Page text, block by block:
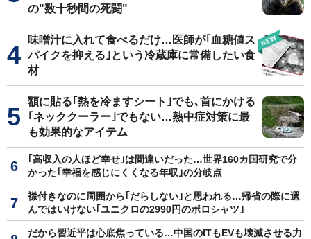
の"数十秒間の死闘"
味噌汁に入れて食べるだけ…医師が｢血糖値ス
パイクを抑える｣という冷蔵庫に常備したい食
材
額に貼る｢熱を冷ますシート｣でも､首にかける
｢ネッククーラー｣でもない…熱中症対策に最
も効果的なアイテム
｢高収入の人ほど幸せ｣は間違いだった…世界160カ国研究で分
かった｢幸福を感じにくくなる年収｣の分岐点
襟付きなのに周囲から｢だらしない｣と思われる…帰省の際に選
んではいけない｢ユニクロの2990円のポロシャツ｣
だから習近平は心底焦っている…中国のITもEVも壊滅させる力